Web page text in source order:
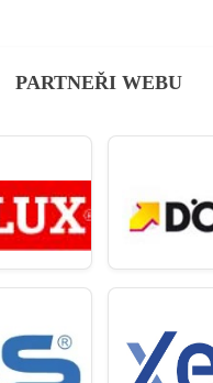
PARTNEŘI WEBU